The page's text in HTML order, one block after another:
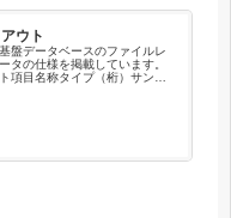
ウト
盤データベースのファイルレ
タの仕様を掲載しています。
項目名称タイプ（桁）サンプ